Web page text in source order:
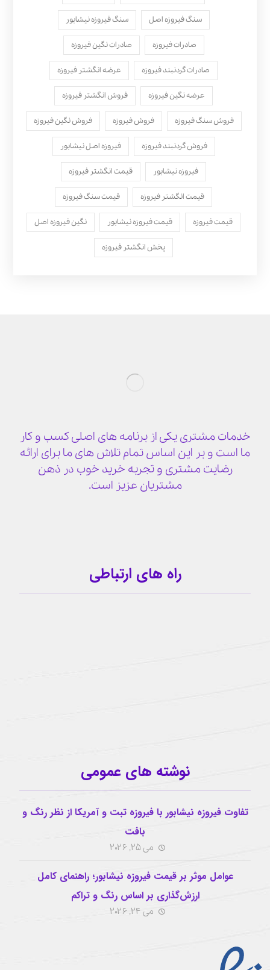
سنگ فیروزه اصل سنگ فیروزه نیشابور
صادرات فیروزه صادرات نگین فیروزه
صادرات گردنبند فیروزه عرضه انگشتر فیروزه
عرضه نگین فیروزه فروش انگشتر فیروزه
فروش سنگ فیروزه فروش فیروزه فروش نگین فیروزه
فروش گردنبند فیروزه فیروزه اصل نیشابور
فیروزه نیشابور قیمت انگشتر فیروزه
قیمت انگشتر فیروزه قیمت سنگ فیروزه
قیمت فیروزه قیمت فیروزه نیشابور نگین فیروزه اصل
پخش انگشتر فیروزه
خدمات مشتری یکی از برنامه های اصلی کسب و کار
ما است و بر این اساس تمام تلاش های ما برای ارائه
رضایت مشتری و تجربه خرید خوب در ذهن
مشتریان عزیز است.
راه های ارتباطی
نوشته های عمومی
تفاوت فیروزه نیشابور با فیروزه تبت و آمریکا از نظر رنگ و
بافت
می 25, 2026
عوامل موثر بر قیمت فیروزه نیشابور؛ راهنمای کامل
ارزش‌گذاری بر اساس رنگ و تراکم
می 24, 2026